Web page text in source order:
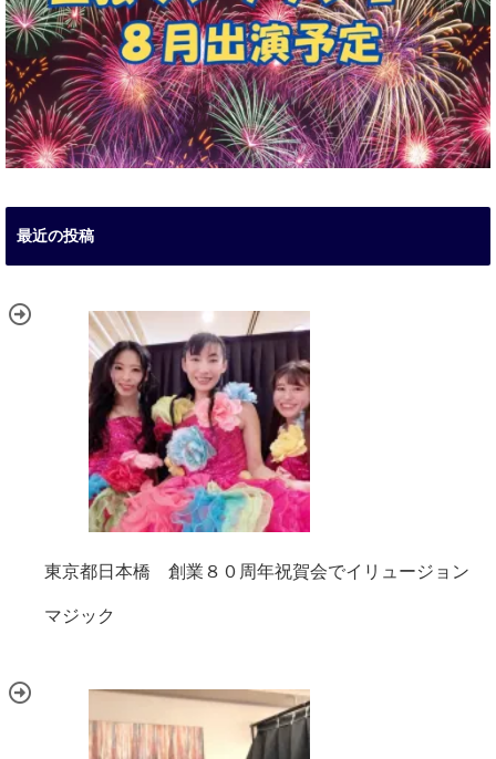
最近の投稿
東京都日本橋 創業８０周年祝賀会でイリュージョン
マジック